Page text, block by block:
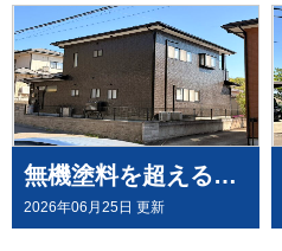
無機塗料を超える有機HRC塗料「タテイルⅡ」で施工させていただきました（塗料メーカー：プレマテックス社）
2026年06月25日 更新